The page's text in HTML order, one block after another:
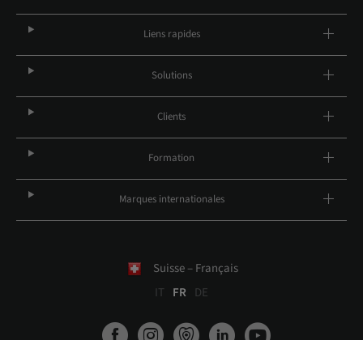
Liens rapides
Solutions
Clients
Formation
Marques internationales
Suisse – Français
IT FR DE